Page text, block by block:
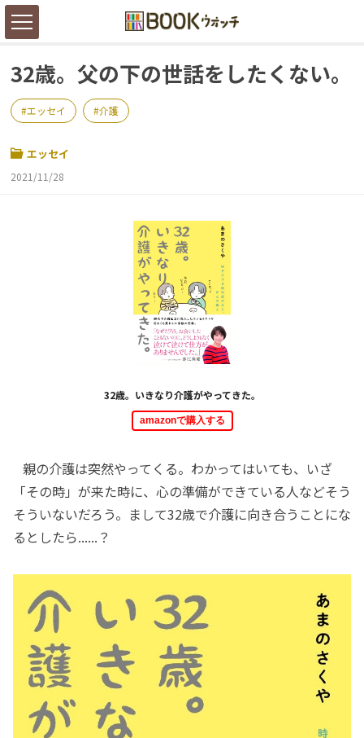
32歳。父の下の世話をしたくない。
エッセイ 介護
エッセイ
2021/11/28
32歳。いきなり介護がやってきた。
amazonで購入する
親の介護は突然やってくる。わかってはいても、いざ
「その時」が来た時に、心の準備ができている人などそう
そういないだろう。まして32歳で介護に向き合うことにな
るとしたら......？